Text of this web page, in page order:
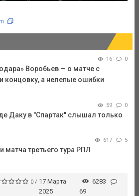
16 0
Воробьев — о матче с
концовку, а нелепые ошибки
59 0
Даку в "Спартак" слышал только
617 5
матча третьего тура РПЛ
0 / 17 Марта
2025
6283
69